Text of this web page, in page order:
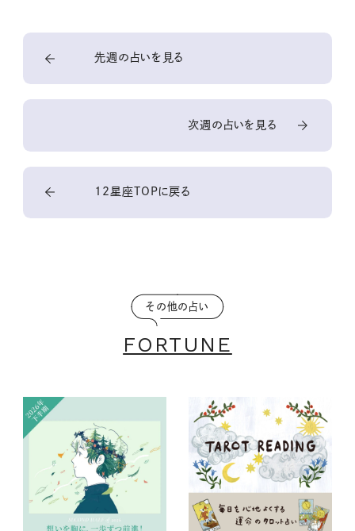
先週の占いを見る
次週の占いを見る
12星座TOPに戻る
その他の占い
FORTUNE